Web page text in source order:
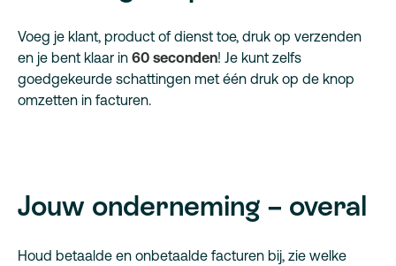
Voeg je klant, product of dienst toe, druk op verzenden
en je bent klaar in 60 seconden! Je kunt zelfs
goedgekeurde schattingen met één druk op de knop
omzetten in facturen.
Jouw onderneming – overal
Houd betaalde en onbetaalde facturen bij, zie welke